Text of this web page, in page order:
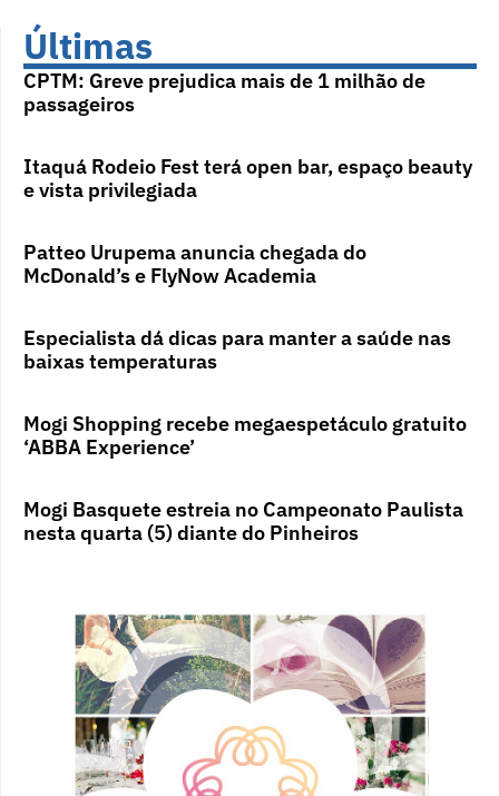
Últimas
CPTM: Greve prejudica mais de 1 milhão de
passageiros
Itaquá Rodeio Fest terá open bar, espaço beauty
e vista privilegiada
Patteo Urupema anuncia chegada do
McDonald’s e FlyNow Academia
Especialista dá dicas para manter a saúde nas
baixas temperaturas
Mogi Shopping recebe megaespetáculo gratuito
‘ABBA Experience’
Mogi Basquete estreia no Campeonato Paulista
nesta quarta (5) diante do Pinheiros